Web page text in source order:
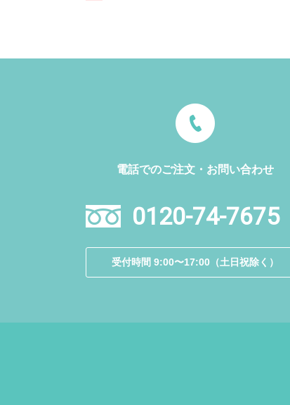
電話でのご注文・お問い合わせ
0120-74-7675
受付時間 9:00〜17:00（土日祝除く）